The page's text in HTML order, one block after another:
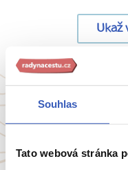
Souhlas
Tato webová stránka
Ukaž
Anglie